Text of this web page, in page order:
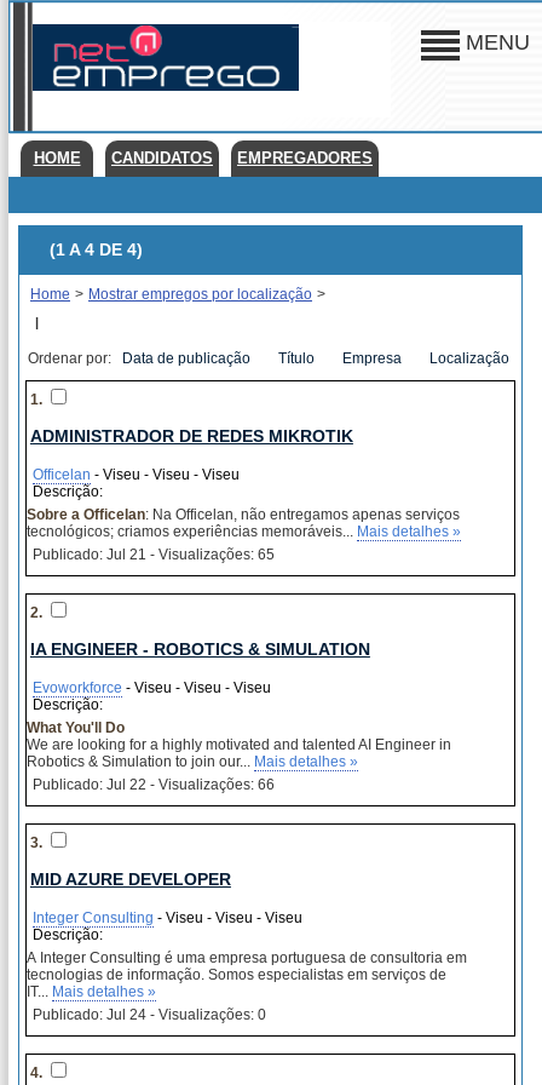
MENU
HOME CANDIDATOS EMPREGADORES
(1 A 4 DE 4)
Home > Mostrar empregos por localização >
|
Ordenar por: Data de publicação Título Empresa Localização
1.
ADMINISTRADOR DE REDES MIKROTIK
Officelan - Viseu - Viseu - Viseu
Descrição:
Sobre a Officelan: Na Officelan, não entregamos apenas serviços
tecnológicos; criamos experiências memoráveis... Mais detalhes »
Publicado: Jul 21 - Visualizações: 65
2.
IA ENGINEER - ROBOTICS & SIMULATION
Evoworkforce - Viseu - Viseu - Viseu
Descrição:
What You'll Do
We are looking for a highly motivated and talented AI Engineer in
Robotics & Simulation to join our... Mais detalhes »
Publicado: Jul 22 - Visualizações: 66
3.
MID AZURE DEVELOPER
Integer Consulting - Viseu - Viseu - Viseu
Descrição:
A Integer Consulting é uma empresa portuguesa de consultoria em
tecnologias de informação. Somos especialistas em serviços de
IT... Mais detalhes »
Publicado: Jul 24 - Visualizações: 0
4.